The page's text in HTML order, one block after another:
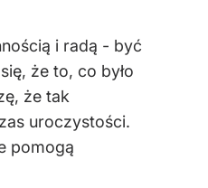
i radą - być
że to, co było
że tak
uroczystości.
pomogą